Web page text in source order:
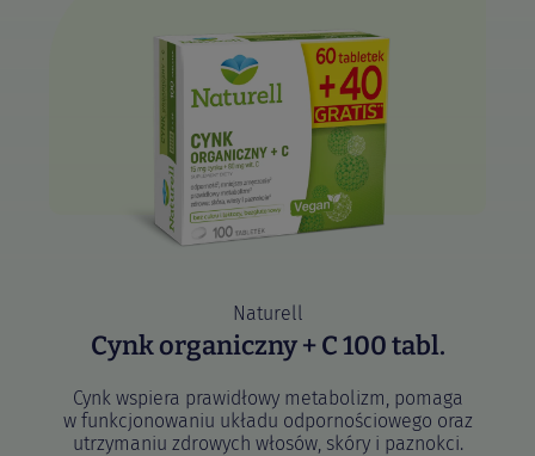
Naturell
Cynk organiczny + C 100 tabl.
Cynk wspiera prawidłowy metabolizm, pomaga
w funkcjonowaniu układu odpornościowego oraz
utrzymaniu zdrowych włosów, skóry i paznokci.